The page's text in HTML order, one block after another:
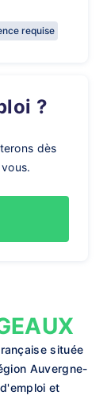
requise
?
dès
située
Auvergne-
et